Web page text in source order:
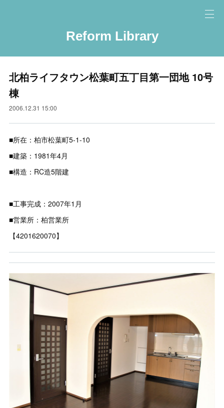
Reform Library
北柏ライフタウン松葉町五丁目第一団地 10号
棟
2006.12.31 15:00
■所在：柏市松葉町5-1-10
■建築：1981年4月
■構造：RC造5階建
■工事完成：2007年1月
■営業所：柏営業所
【4201620070】